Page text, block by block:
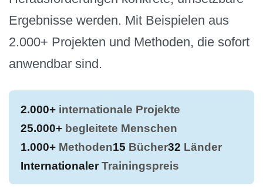
Ergebnisse werden. Mit Beispielen aus
2.000+ Projekten und Methoden, die sofort
anwendbar sind.
2.000+ internationale Projekte
25.000+ begleitete Menschen
1.000+ Methoden15 Bücher32 Länder
InternationalerTrainingspreis